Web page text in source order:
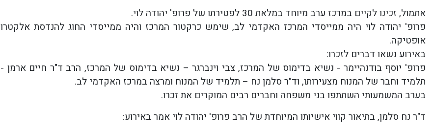
אתמול, זכינו לקיים במרכז ערב מיוחד במלאת 30 לפטירתו של פרופ' יהודה לוי.
פרופ' יהודה לוי היה ממייסדי המרכז האקדמי לב, שימש כרקטור המרכז והיה ממייסדי החוג להנדסת אלקטרו
אופטיקה.
באירוע נשאו דברים לזכרו:
פרופ' יוסף בודנהיימר - נשיא בדימוס של המרכז, צבי וינברגר – נשיא בדימוס של המרכז, הרב ד"ר חיים ארמן -
תלמיד וחבר של המנוח מצעירותו, וד"ר סלמן נח – תלמיד של המנוח ומרצה במרכז האקדמי לב.
בערב המשמעותי השתתפו בני משפחה וחברים רבים המוקרים את זכרו.
ד"ר נח סלמן, בתיאור קווי אישיותו המיוחדת של הרב פרופ' יהודה לוי אמר באירוע: